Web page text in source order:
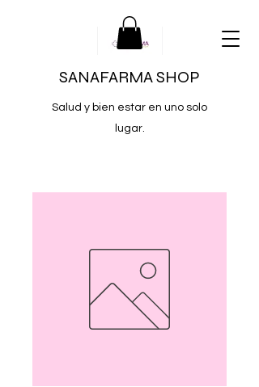
SANAFARMA SHOP
Salud y bien estar en uno solo
lugar.